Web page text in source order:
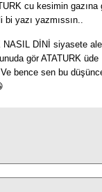
cu kesimin gazına
yazı yazmıssın..
DİNİ siyasete
gör ATATURK
bence sen bu